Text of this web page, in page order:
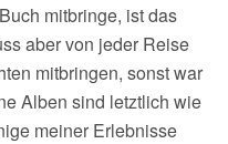
mitbringe, ist das
aber von jeder Reise
mitbringen, sonst war
Alben sind letztlich wie
meiner Erlebnisse